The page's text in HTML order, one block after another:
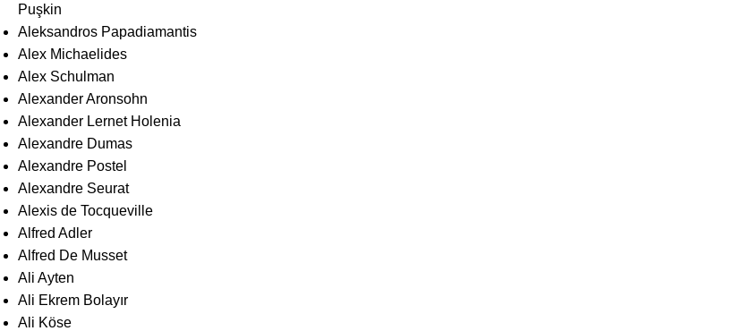
Puşkin
Aleksandros Papadiamantis
Alex Michaelides
Alex Schulman
Alexander Aronsohn
Alexander Lernet Holenia
Alexandre Dumas
Alexandre Postel
Alexandre Seurat
Alexis de Tocqueville
Alfred Adler
Alfred De Musset
Ali Ayten
Ali Ekrem Bolayır
Ali Köse